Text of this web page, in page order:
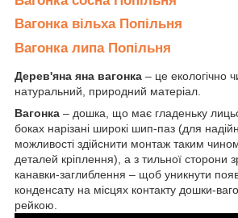
Вагонка вільха Попільня
Вагонка липа Попільня
Дерев'яна яна вагонка – це екологічно
натуральний, природний матеріал.
Вагонка – дошка, що має гладеньку
боках нарізані широкі шип-паз (для
можливості здійснити монтаж таким
деталей кріплення), а з тильної сторони
канавки-заглиблення – щоб уникнути
конденсату на місцях контакту дошки-
рейкою.